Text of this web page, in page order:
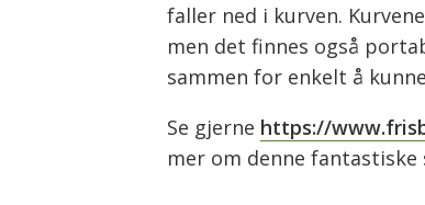
faller ned i kurven.
men det finnes også
sammen for enkelt å
Se gjerne https://
mer om denne fantastiske